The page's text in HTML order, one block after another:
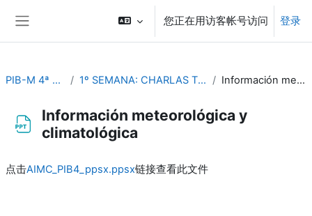
您正在用访客帐号访问 登录
PIB-M 4ª Ed. (fase práctica) 1º SEMANA: CHARLAS TEMÁTICAS (Del 4 al 8 de septiembre) Información meteorológica y climatológica
Información meteorológica y
climatológica
点击AIMC_PIB4_ppsx.ppsx链接查看此文件